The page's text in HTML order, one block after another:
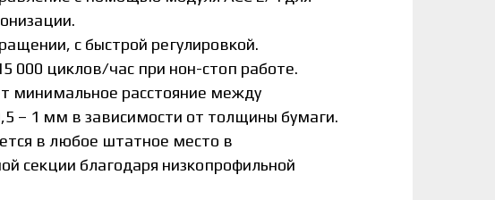
с быстрой регулировкой.
000 циклов/час при нон-стоп работе.
минимальное расстояние между
– 1 мм в зависимости от толщины бумаги.
в любое штатное место в
секции благодаря низкопрофильной